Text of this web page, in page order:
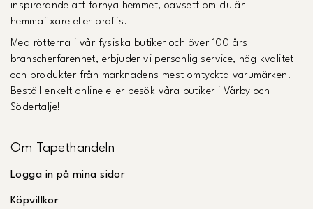
inspirerande att förnya hemmet, oavsett om du är
hemmafixare eller proffs.
Med rötterna i vår fysiska butiker och över 100 års
branscherfarenhet, erbjuder vi personlig service, hög kvalitet
och produkter från marknadens mest omtyckta varumärken.
Beställ enkelt online eller besök våra butiker i Vårby och
Södertälje!
Om Tapethandeln
Logga in på mina sidor
Köpvillkor